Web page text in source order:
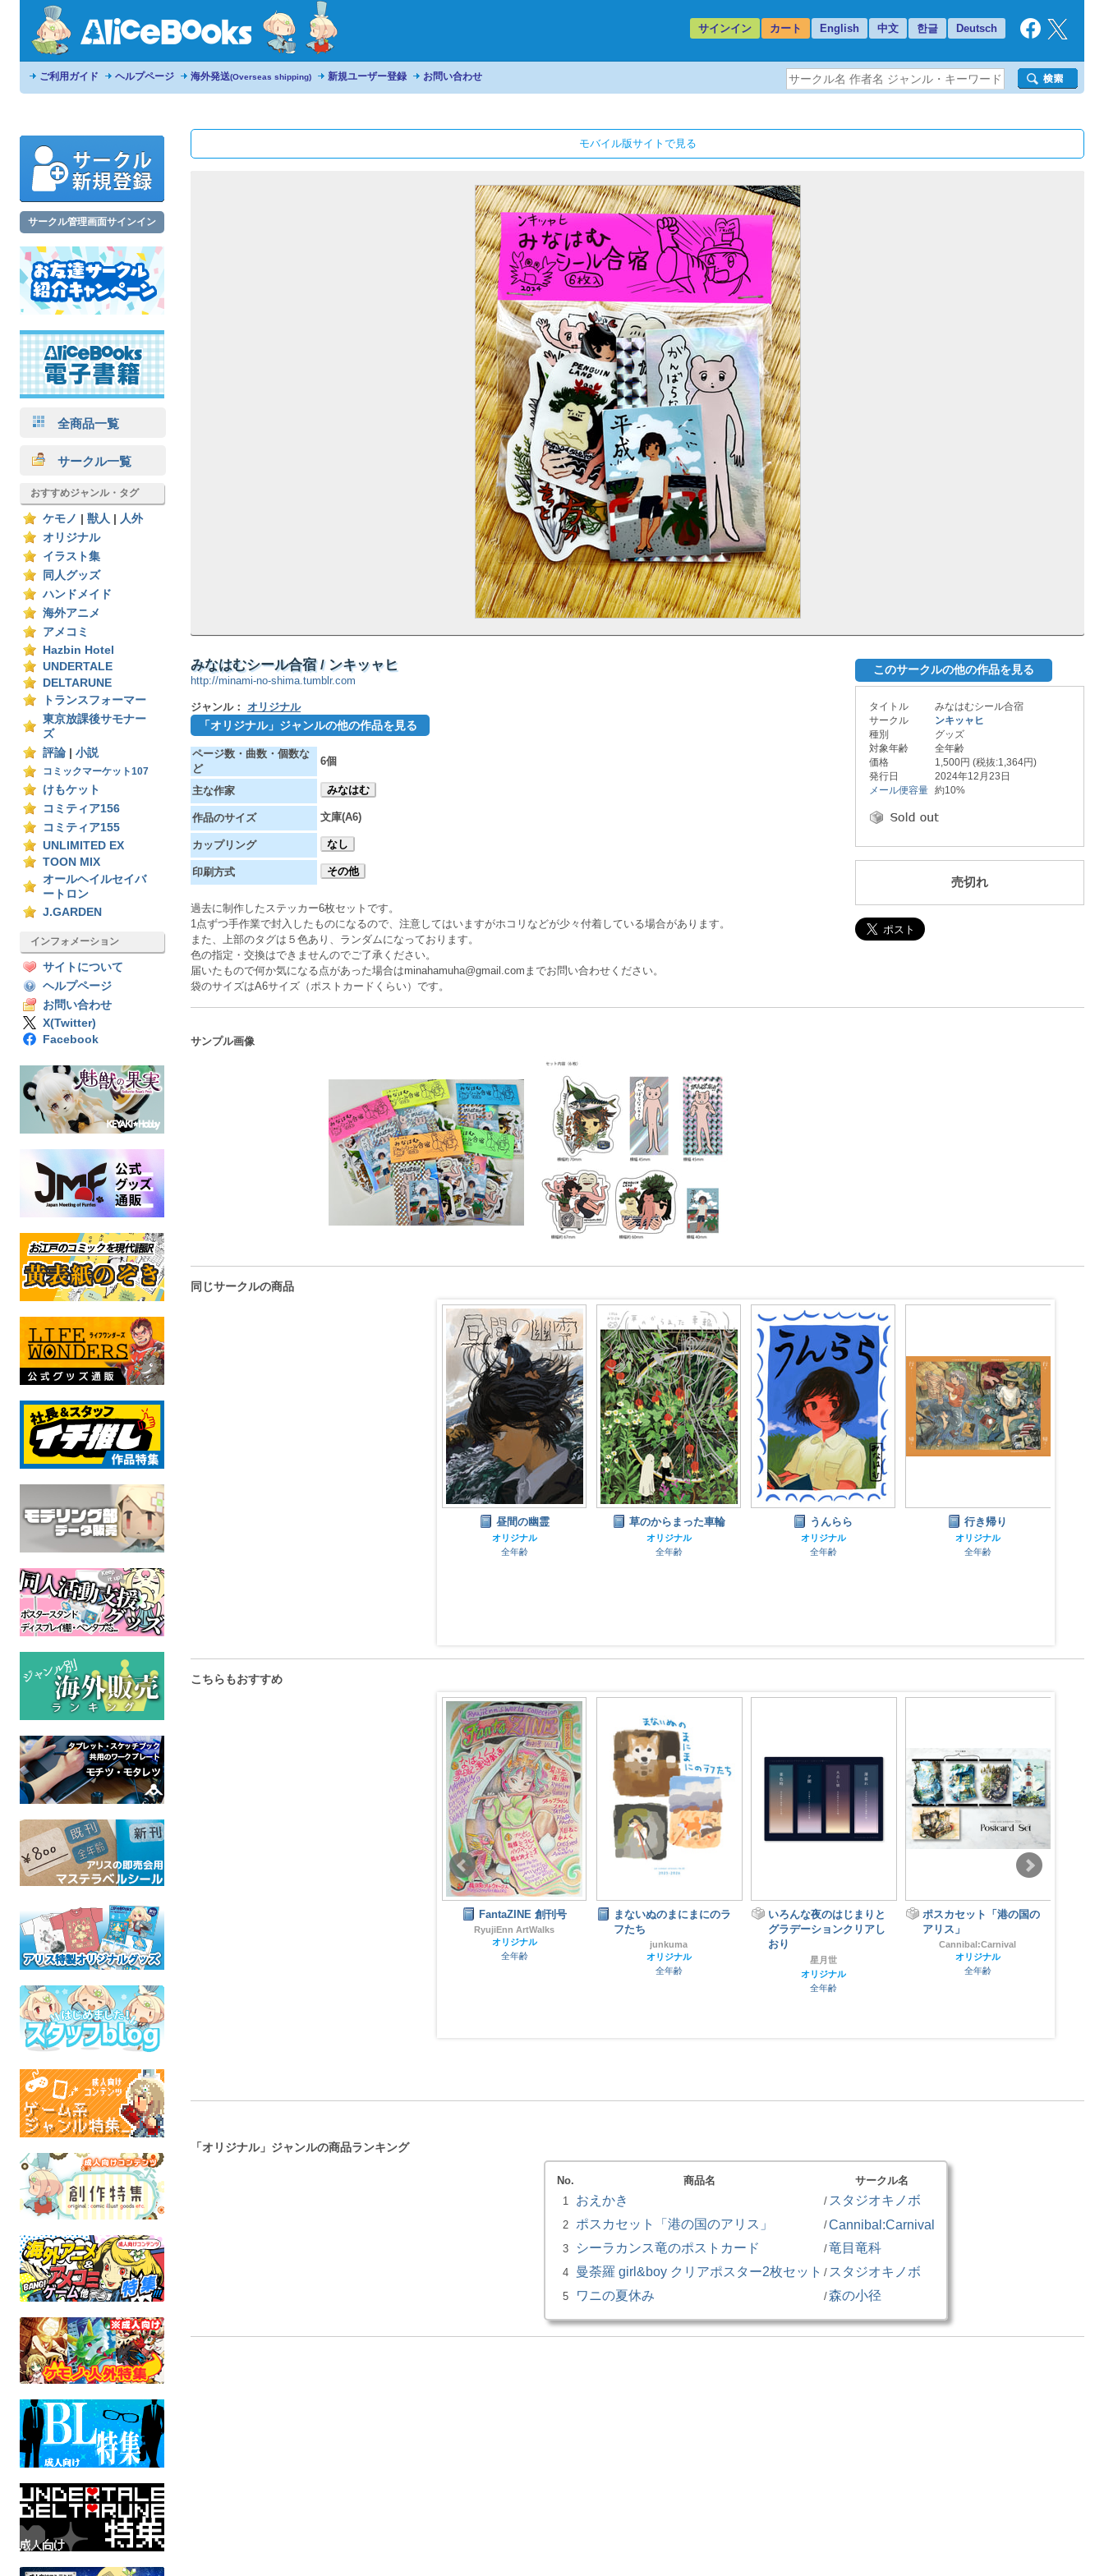
サインイン カート English 中文 한글 Deutsch
ご利用ガイド ヘルプページ 海外発送(Overseas shipping) 新規ユーザー登録 お問い合わせ
サークル管理画面サインイン
全商品一覧
サークル一覧
おすすめジャンル・タグ
ケモノ 獣人
人外
オリジナル
イラスト集
同人グッズ
ハンドメイド
海外アニメ
アメコミ
Hazbin Hotel
UNDERTALE
DELTARUNE
トランスフォーマー
東京放課後サモナー
ズ
評論
小説
コミックマーケット107
けもケット
コミティア156
コミティア155
UNLIMITED EX
TOON MIX
オールヘイルセイバ
ートロン
J.GARDEN
インフォメーション
サイトについて
ヘルプページ
お問い合わせ
X(Twitter)
Facebook
モバイル版サイトで見る
みなはむシール合宿 / ンキッャヒ
http://minami-no-shima.tumblr.com
ジャンル： オリジナル
「オリジナル」ジャンルの他の作品を見る
ページ数・曲数・個数な
ど
6個
主な作家 みなはむ
作品のサイズ 文庫(A6)
カップリング なし
印刷方式 その他
過去に制作したステッカー6枚セットです。
1点ずつ手作業で封入したものになるので、注意してはいますがホコリなどが少々付着している場合があります。
また、上部のタグは５色あり、ランダムになっております。
色の指定・交換はできませんのでご了承ください。
届いたもので何か気になる点があった場合はminahamuha@gmail.comまでお問い合わせください。
袋のサイズはA6サイズ（ポストカードくらい）です。
このサークルの他の作品を見る
タイトル
みなはむシール合宿
サークル
ンキッャヒ
種別
グッズ
対象年齢
全年齢
価格
1,500円 (税抜:1,364円)
発行日
2024年12月23日
メール便容量 約10%
売切れ
サンプル画像
同じサークルの商品
草のからまった車輪
オリジナル
全年齢
昼間の幽霊
オリジナル
全年齢
草のからまった車輪
オリジナル
全年齢
うんらら
オリジナル
全年齢
行き帰り
オリジナル
全年齢
こちらもおすすめ
Jun. 2026 Dust
Petals
IMO10
オリジナル
全年齢
FantaZINE 創刊号
RyujiEnn ArtWalks
オリジナル
全年齢
まないぬのまにまにのラ
フたち
junkuma
オリジナル
全年齢
いろんな夜のはじまりと
グラデーションクリアし
おり
星月世
オリジナル
全年齢
ポスカセット「港の国の
アリス」
Cannibal:Carnival
オリジナル
全年齢
「オリジナル」ジャンルの商品ランキング
No. 商品名
サークル名
1
おえかき / スタジオキノボ
2 ポスカセット「港の国のアリス」 /Cannibal:Carnival
3 シーラカンス竜のポストカード /竜目竜科
4 曼荼羅 girl&boy クリアポスター2枚セット / スタジオキノボ
5 ワニの夏休み /森の小径